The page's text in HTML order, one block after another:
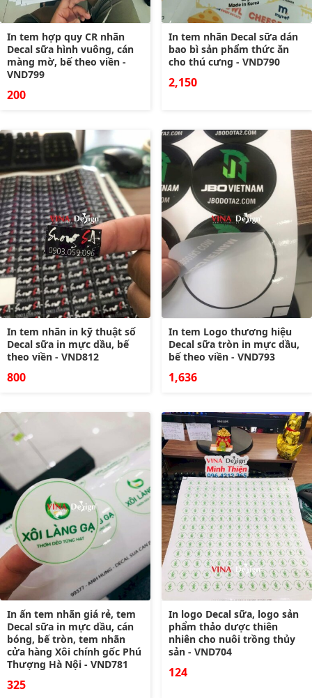
In tem hợp quy CR nhãn
Decal sữa hình vuông, cán
màng mờ, bế theo viền -
VND799
200
In tem nhãn Decal sữa dán
bao bì sản phẩm thức ăn
cho thú cưng - VND790
2,150
In tem nhãn in kỹ thuật số
Decal sữa in mực dầu, bế
theo viền - VND812
800
In tem Logo thương hiệu
Decal sữa tròn in mực dầu,
bế theo viền - VND793
1,636
In ấn tem nhãn giá rẻ, tem
Decal sữa in mực dầu, cán
bóng, bế tròn, tem nhãn
cửa hàng Xôi chính gốc Phú
Thượng Hà Nội - VND781
325
In logo Decal sữa, logo sản
phẩm thảo dược thiên
nhiên cho nuôi trồng thủy
sản - VND704
124